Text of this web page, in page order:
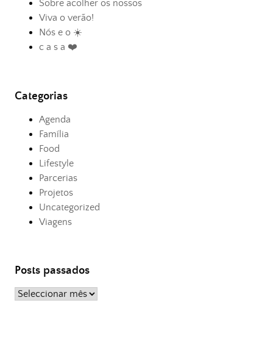
Sobre acolher os nossos
Viva o verão!
Nós e o ☀️
c a s a ❤️
Categorias
Agenda
Família
Food
Lifestyle
Parcerias
Projetos
Uncategorized
Viagens
Posts passados
Posts